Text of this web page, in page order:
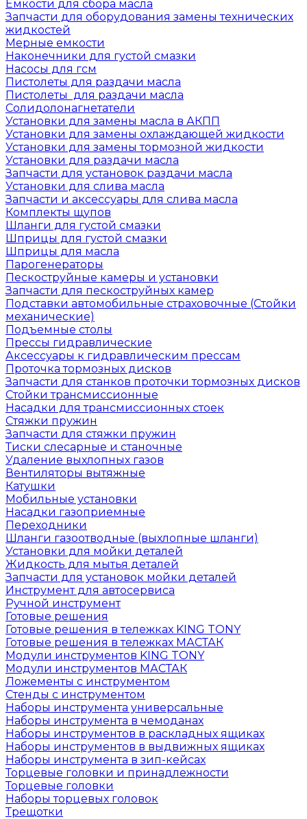
Емкости для сбора масла
Запчасти для оборудования замены технических
жидкостей
Мерные емкости
Наконечники для густой смазки
Насосы для гсм
Пистолеты для раздачи масла
Пистолеты для раздачи масла
Солидолонагнетатели
Установки для замены масла в АКПП
Установки для замены охлаждающей жидкости
Установки для замены тормозной жидкости
Установки для раздачи масла
Запчасти для установок раздачи масла
Установки для слива масла
Запчасти и аксессуары для слива масла
Комплекты щупов
Шланги для густой смазки
Шприцы для густой смазки
Шприцы для масла
Парогенераторы
Пескоструйные камеры и установки
Запчасти для пескоструйных камер
Подставки автомобильные страховочные (Стойки
механические)
Подъемные столы
Прессы гидравлические
Аксессуары к гидравлическим прессам
Проточка тормозных дисков
Запчасти для станков проточки тормозных дисков
Стойки трансмиссионные
Насадки для трансмиссионных стоек
Стяжки пружин
Запчасти для стяжки пружин
Тиски слесарные и станочные
Удаление выхлопных газов
Вентиляторы вытяжные
Катушки
Мобильные установки
Насадки газоприемные
Переходники
Шланги газоотводные (выхлопные шланги)
Установки для мойки деталей
Жидкость для мытья деталей
Запчасти для установок мойки деталей
Инструмент для автосервиса
Ручной инструмент
Готовые решения
Готовые решения в тележках KING TONY
Готовые решения в тележках МАСТАК
Модули инструментов KING TONY
Модули инструментов МАСТАК
Ложементы с инструментом
Стенды с инструментом
Наборы инструмента универсальные
Наборы инструмента в чемоданах
Наборы инструментов в раскладных ящиках
Наборы инструментов в выдвижных ящиках
Наборы инструмента в зип-кейсах
Торцевые головки и принадлежности
Торцевые головки
Наборы торцевых головок
Трещотки